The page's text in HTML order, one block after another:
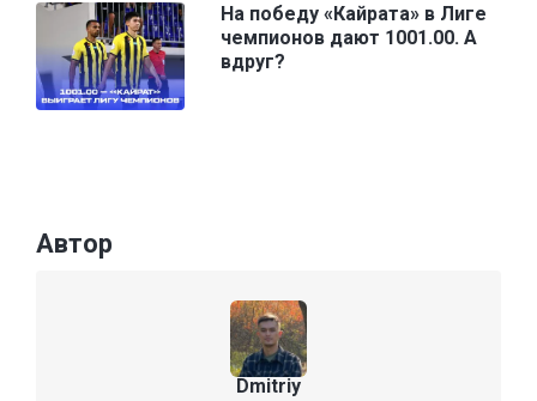
На победу «Кайрата» в Лиге
чемпионов дают 1001.00. А
вдруг?
Автор
Dmitriy